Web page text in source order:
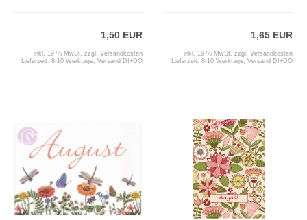
1,50 EUR
inkl. 19 % MwSt. zzgl. Versandkosten
Lieferzeit: 8-10 Werktage, Versand DI+DO
1,65 EUR
inkl. 19 % MwSt. zzgl. Versandkosten
Lieferzeit: 8-10 Werktage, Versand DI+DO